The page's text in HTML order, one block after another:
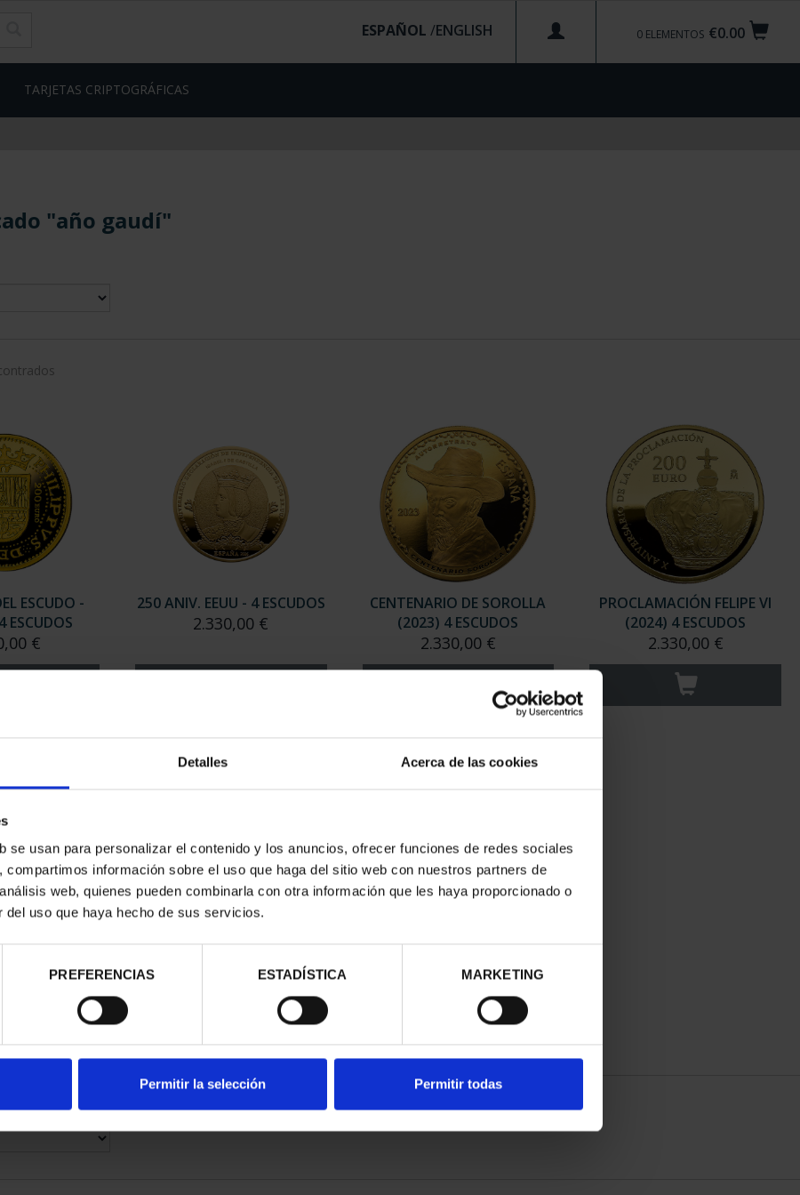
Detalles Acerca de las cookies
se usan para personalizar el contenido y los anuncios, ofrecer funciones de redes sociales
compartimos información sobre el uso que haga del sitio web con nuestros partners de
web, quienes pueden combinarla con otra información que les haya proporcionado o
del uso que haya hecho de sus servicios.
PREFERENCIAS ESTADÍSTICA MARKETING
Permitir la selección Permitir todas
€0.00
0 ELEMENTOS
ESPAÑOL /
TARJETAS CRIPTOGRÁFICAS
"año gaudí"
ESCUDO -
ESCUDOS
€
250 ANIV. EEUU - 4 ESCUDOS
2.330,00 €
CENTENARIO DE SOROLLA
(2023) 4 ESCUDOS
2.330,00 €
PROCLAMACIÓN FELIPE VI
(2024) 4 ESCUDOS
2.330,00 €
FELIPE VI